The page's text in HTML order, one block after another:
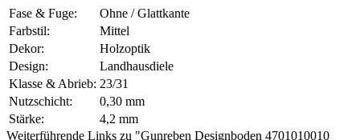
Fase & Fuge:
Ohne / Glattkante
Farbstil:
Mittel
Dekor:
Holzoptik
Design:
Landhausdiele
Klasse & Abrieb: 23/31
Nutzschicht:
0,30 mm
Stärke:
4,2 mm
Weiterführende Links zu "Gunreben Designboden 4701010010